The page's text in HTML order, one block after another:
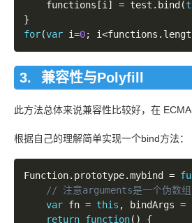
	functions
[i ] = test . bind (
}
for(var i=0; i<functions .
兼容性与Polyfill
此方法总体来说兼容性比较好，在
根据自己的理解简单实现一个bind方法：
Function. prototype.mybind =
var fn = this , bindArgs =
return function( )
{